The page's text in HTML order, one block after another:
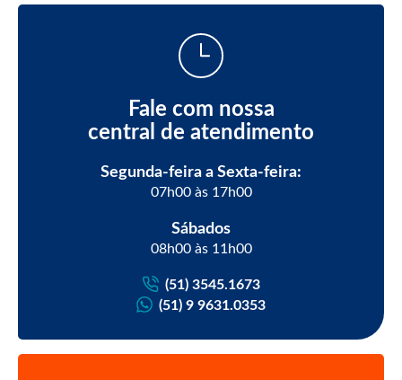
Fale com nossa
central de atendimento
Segunda-feira a Sexta-feira:
07h00 às 17h00
Sábados
08h00 às 11h00
(51) 3545.1673
(51) 9 9631.0353